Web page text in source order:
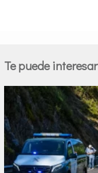
Te puede interesar